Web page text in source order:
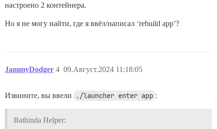
настроено 2 контейнера.
Но я не могу найти, где я ввёл/написал ‘rebuild app’?
JammyDodger 09.Август.2024 11:18:05
4
Извините, вы ввели ./launcher enter app :
Bathinda Helper: